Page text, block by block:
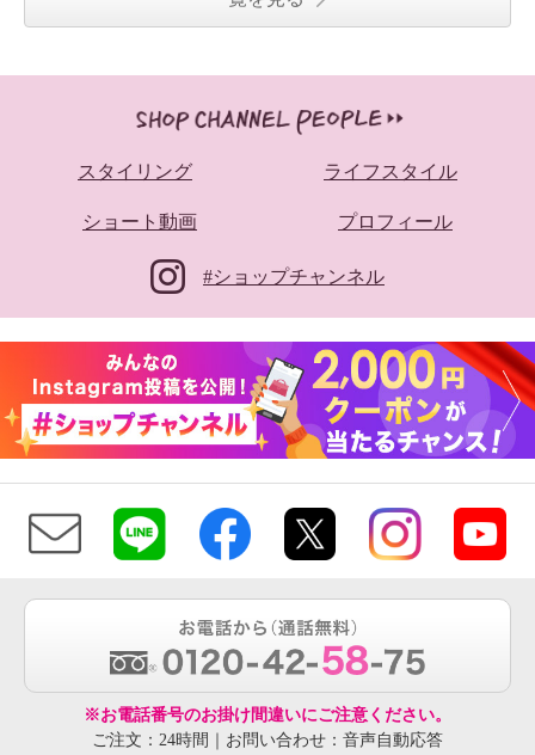
スタイリング ライフスタイル
ショート動画 プロフィール
#ショップチャンネル
※お電話番号のお掛け間違いにご注意ください。
ご注文：24時間｜お問い合わせ：音声自動応答